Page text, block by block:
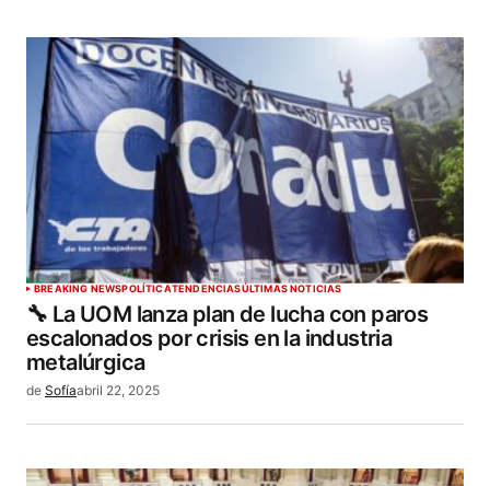
BREAKING NEWSPOLÍTICATENDENCIASÚLTIMAS NOTICIAS
🔧 La UOM lanza plan de lucha con paros
escalonados por crisis en la industria
metalúrgica
de Sofíaabril 22, 2025